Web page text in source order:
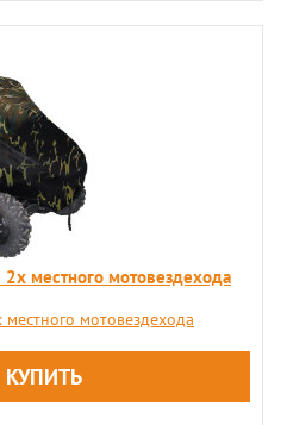
местного мотовездехода
мотовездехода